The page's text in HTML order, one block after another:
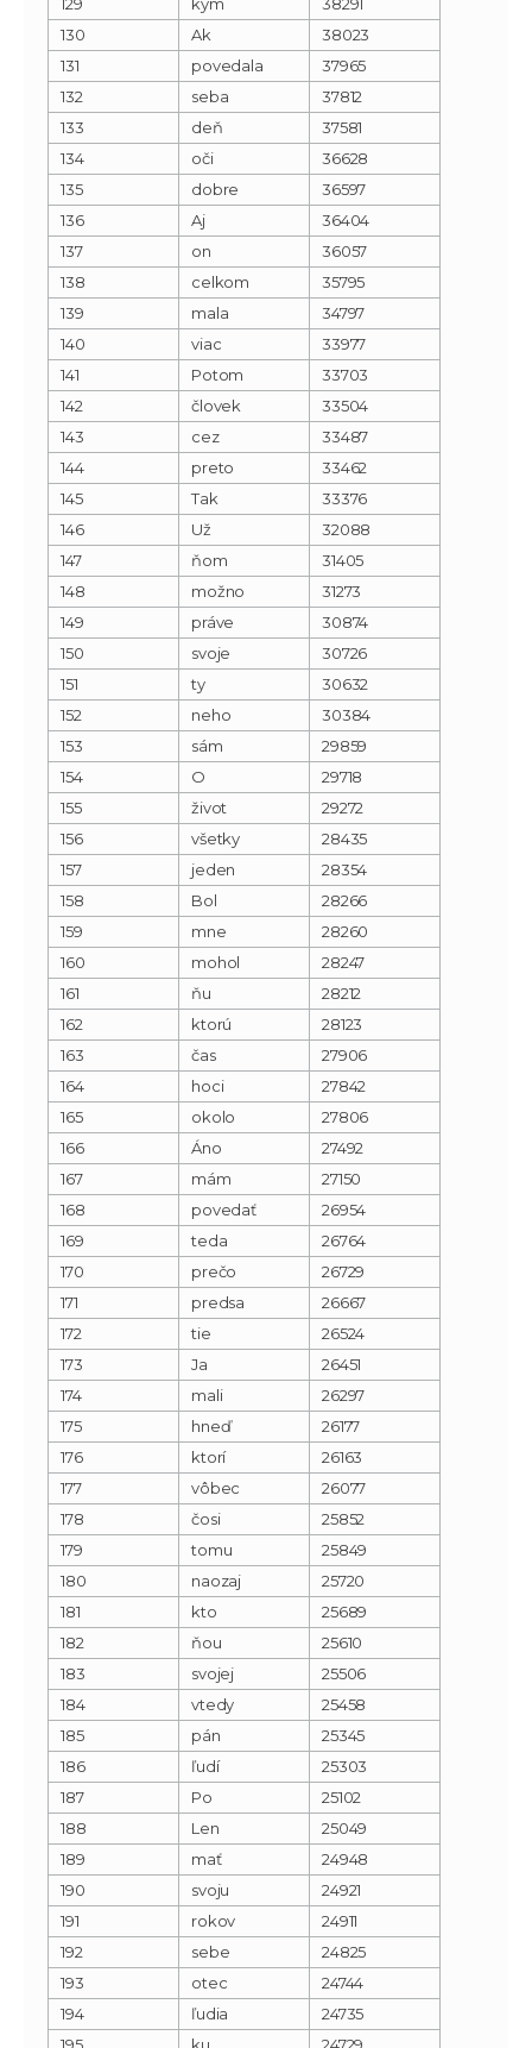
130
Ak
38023
131
povedala
37965
132
seba
37812
133
deň
37581
134
oči
36628
135
dobre
36597
136
Aj
36404
137
on
36057
138
celkom
35795
139
mala
34797
140
viac
33977
141
Potom
33703
142
človek
33504
143
cez
33487
144
preto
33462
145
Tak
33376
146
Už
32088
147
ňom
31405
148
možno
31273
149
práve
30874
150
svoje
30726
151
ty
30632
152
neho
30384
153
sám
29859
154
O
29718
155
život
29272
156
všetky
28435
157
jeden
28354
158
Bol
28266
159
mne
28260
160
mohol
28247
161
ňu
28212
162
ktorú
28123
163
čas
27906
164
hoci
27842
165
okolo
27806
166
Áno
27492
167
mám
27150
168
povedať
26954
169
teda
26764
170
prečo
26729
171
predsa
26667
172
tie
26524
173
Ja
26451
174
mali
26297
175
hneď
26177
176
ktorí
26163
177
vôbec
26077
178
čosi
25852
179
tomu
25849
180
naozaj
25720
181
kto
25689
182
ňou
25610
183
svojej
25506
184
vtedy
25458
185
pán
25345
186
ľudí
25303
187
Po
25102
188
Len
25049
189
mať
24948
190
svoju
24921
191
rokov
24911
192
sebe
24825
193
otec
24744
194
ľudia
24735
195
ku 24729